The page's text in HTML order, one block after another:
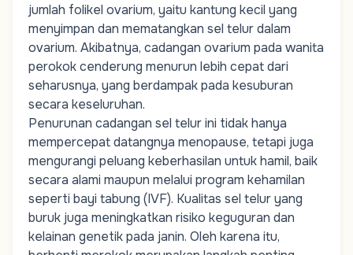
jumlah folikel ovarium, yaitu kantung kecil yang
menyimpan dan mematangkan sel telur dalam
ovarium. Akibatnya, cadangan ovarium pada wanita
perokok cenderung menurun lebih cepat dari
seharusnya, yang berdampak pada kesuburan
secara keseluruhan.
Penurunan cadangan sel telur ini tidak hanya
mempercepat datangnya menopause, tetapi juga
mengurangi peluang keberhasilan untuk hamil, baik
secara alami maupun melalui program kehamilan
seperti bayi tabung (IVF). Kualitas sel telur yang
buruk juga meningkatkan risiko keguguran dan
kelainan genetik pada janin. Oleh karena itu,